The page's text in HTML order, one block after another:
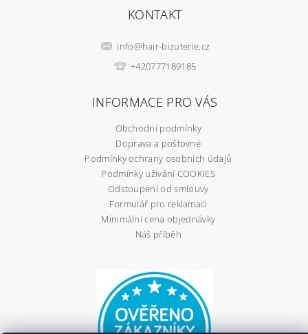
KONTAKT
info@hair-bizuterie.cz
+420777189185
INFORMACE PRO VÁS
Obchodní podmínky
Doprava a poštovné
Podmínky ochrany osobních údajů
Podmínky užívání COOKIES
Odstoupení od smlouvy
Formulář pro reklamaci
Minimální cena objednávky
Náš příběh